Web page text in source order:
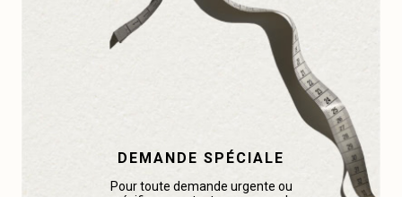
DEMANDE SPÉCIALE
Pour toute demande urgente ou